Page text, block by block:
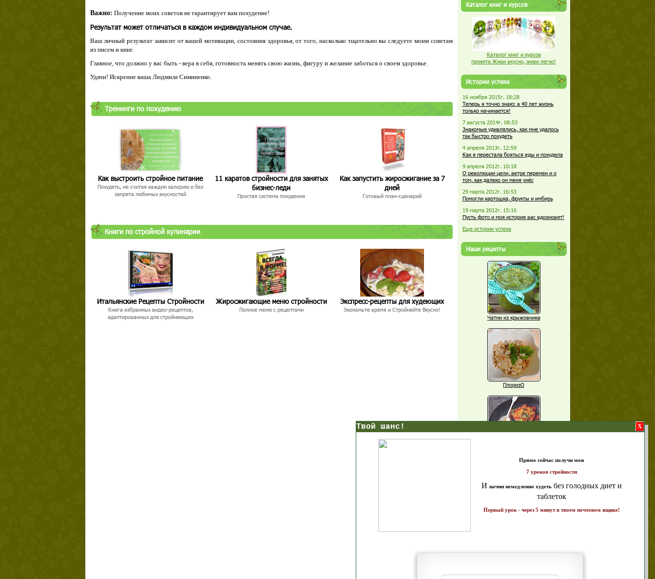
Важно: Получение моих советов не гарантирует вам похудение!
Результат может отличаться в каждом индивидуальном случае.
Ваш личный результат зависит от вашей мотивации, состояния здоровья, от того, насколько тщательно вы следуете моим советам
из писем и книг.
Главное, что должно у вас быть - вера в себя, готовность менять свою жизнь, фигуру и желание заботься о своем здоровье.
Удачи! Искренне ваша Людмила Симиненко.
Тренинги по похудению
Как выстроить стройное питание
Похудеть, не считая каждую калорию и без
запрета любимых вкусностей
11 каратов стройности для занятых
бизнес-леди
Простая система похудения
Как запустить жиросжигание за 7
дней
Готовый план-сценарий
Книги по стройной кулинарии
Итальянские Рецепты Стройности
Книга избранных видео-рецептов,
адаптированных для стройнеющих
Жиросжигающие меню стройности
Полное меню с рецептами
Экспресс-рецепты для худеющих
Экономьте время и Стройнейте Вкусно!
Каталог книг и курсов
Каталог книг и курсов
проекта Живи вкусно, живи легко!
Истории успеха
16 ноября 2015г. 18:28
Теперь я точно знаю: в 40 лет жизнь
только начинается!
7 августа 2014г. 08:53
Знакомые удивлялись, как мне удалось
так быстро похудеть
4 апреля 2013г. 12:59
Как я перестала бояться еды и похудела
9 апреля 2012г. 10:18
О революции цели, ветре перемен и о
том, как далеко он меня унёс
29 марта 2012г. 16:53
Помогли картошка, фрукты и имбирь
19 марта 2012г. 15:16
Пусть фото и моя история вас вдохновят!
Еще истории успеха
Наши рецепты
Чатни из крыжовника
ПлоризО
Еще рецепты
середине дня?